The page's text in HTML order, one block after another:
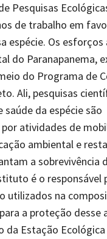
Pesquisas
de trabalho em
espécie. Os
do Paranapanema,
do Programa de
Ali, pesquisas
da espécie são
atividades de
ambiental e
a sobrevivência
é o responsável
utilizados na
a proteção desse
da Estação